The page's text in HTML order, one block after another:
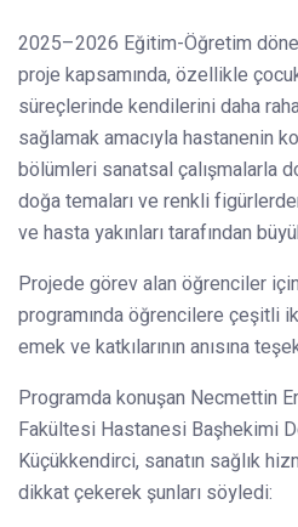
2025–2026 Eğitim-Öğretim
proje kapsamında, özellikle
süreçlerinde kendilerini daha
sağlamak amacıyla hastanenin
bölümleri sanatsal çalışmalarla
doğa temaları ve renkli
ve hasta yakınları tarafından
Projede görev alan öğrenciler
programında öğrencilere çeşitli
emek ve katkılarının anısına
Programda konuşan Necmettin
Fakültesi Hastanesi Başhekimi
Küçükkendirci, sanatın sağlık
dikkat çekerek şunları söyledi: